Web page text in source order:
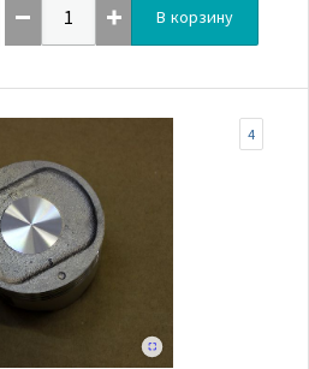
В корзину
4